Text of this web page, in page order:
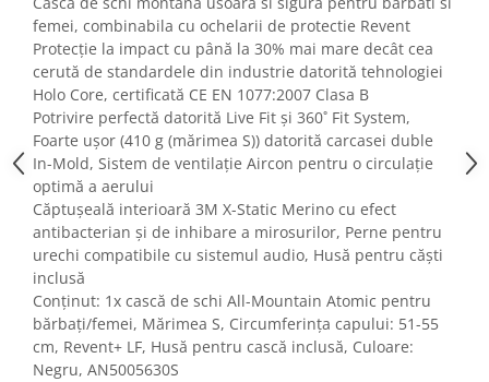
Bijuterii
Ceasuri barbatesti
Ceasuri dama
Cutii, curele si accesorii ceasuri
Genti si accesorii barbati
Genti si accesorii femei
Imbracaminte barbati
Imbracaminte femei
Imbracaminte si Incaltaminte copii
Incaltaminte barbati
Incaltaminte femei
Ochelari de soare
Ochelari de vedere
femei, combinabila cu ochelarii de protectie Revent
Protecție la impact cu până la 30% mai mare decât cea
cerută de standardele din industrie datorită tehnologiei
Holo Core, certificată CE EN 1077:2007 Clasa B
Potrivire perfectă datorită Live Fit și 360˚ Fit System,
Foarte ușor (410 g (mărimea S)) datorită carcasei duble
In-Mold, Sistem de ventilație Aircon pentru o circulație
optimă a aerului
Căptușeală interioară 3M X-Static Merino cu efect
antibacterian și de inhibare a mirosurilor, Perne pentru
urechi compatibile cu sistemul audio, Husă pentru căști
inclusă
Conținut: 1x cască de schi All-Mountain Atomic pentru
bărbați/femei, Mărimea S, Circumferința capului: 51-55
cm, Revent+ LF, Husă pentru cască inclusă, Culoare:
Negru, AN5005630S